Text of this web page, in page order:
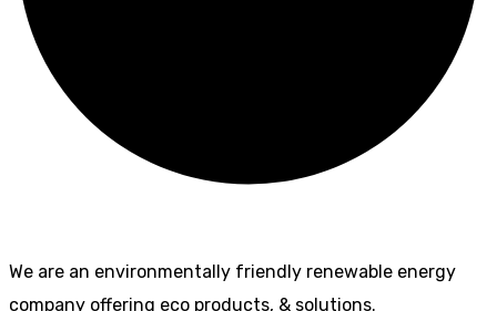
We are an environmentally friendly renewable energy
company offering eco products, & solutions.